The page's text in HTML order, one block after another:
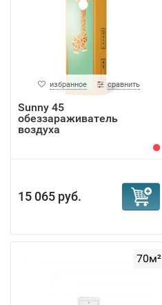
избранное сравнить
Sunny 45
обеззараживатель
воздуха
15 065 руб.
70м²